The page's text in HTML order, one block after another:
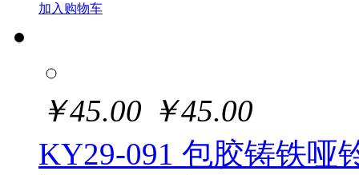
加入购物车
￥45.00 ￥45.00
KY29-091 包胶铸铁哑